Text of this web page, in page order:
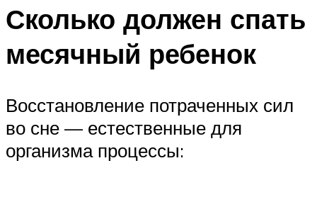
Сколько должен спать
месячный ребенок
Восстановление потраченных сил
во сне — естественные для
организма процессы: